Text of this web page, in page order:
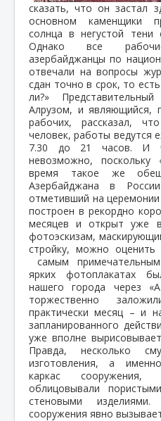
сказать, что он застал
основном каменщики
солнца в негустой тени
Однако все
азербайджанцы по
отвечали на вопросы
сдан точно в срок, то
ли?»
Алрузом, и являющийся,
рабочих, рассказал,
человек, работы ведутся
7.30 до 21 часов. И
невозможно,
время такое же
Азербайджана в
отметивший на церемонии
построен в рекордно
месяцев и открыт уже
фотоэскизам,
стройку, можно
самым
ярких фотоплакатах
нашего города через
торжественно
практически месяц – и
запланированного
уже вполне
Правда, несколько
изготовления, а
каркас
облицовывали
стеновыми
сооружения явно